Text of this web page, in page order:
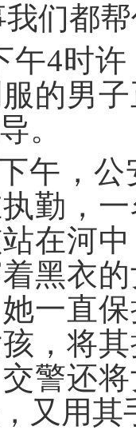
们都
午4时
的男
。
午，
勤，
在河
黑衣
一直
，将
警还
又用